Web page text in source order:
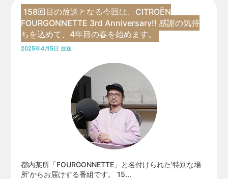
158回目の放送となる今回は、CITROËN
FOURGONNETTE 3rd Anniversary!! 感謝の気持
ちを込めて、4年目の春を始めます。
2025年4月5日 放送
都内某所「FOURGONNETTE」と名付けられた’特別な場
所’からお届けする番組です。 15...